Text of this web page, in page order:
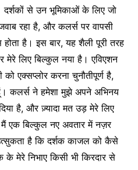
दर्शकों से उन भूमिकाओं के लिए जो
रहा है, और कलर्स पर वापसी
है। इस बार, यह शैली पूरी तरह
लिए बिल्कुल नया है। एविएशन
एक्सप्लोर करना चुनौतीपूर्ण है,
कलर्स ने हमेशा मुझे अपने अभिनय
है, और ज़्यादा मत उड़ मेरे लिए
एक बिल्कुल नए अवतार में नज़र
है कि दर्शक काजल को कैसे
मेरे निभाए किसी भी किरदार से